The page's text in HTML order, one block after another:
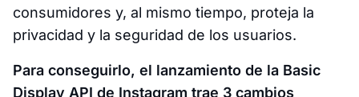
consumidores y, al mismo tiempo, proteja la
privacidad y la seguridad de los usuarios.
Para conseguirlo, el lanzamiento de la Basic
Display API de Instagram trae 3 cambios